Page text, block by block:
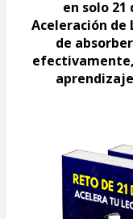
en solo 21
Aceleración
de